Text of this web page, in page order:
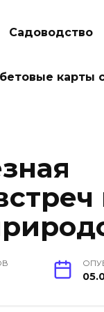
Садоводство
карты